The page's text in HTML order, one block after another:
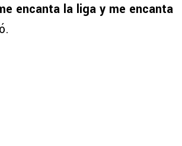
encanta la liga y me encanta